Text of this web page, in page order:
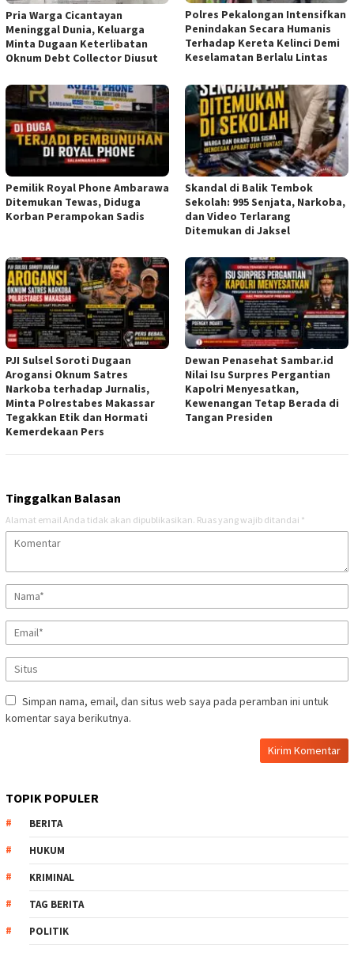
Pria Warga Cicantayan
Meninggal Dunia, Keluarga
Minta Dugaan Keterlibatan
Oknum Debt Collector Diusut
Polres Pekalongan Intensifkan
Penindakan Secara Humanis
Terhadap Kereta Kelinci Demi
Keselamatan Berlalu Lintas
Pemilik Royal Phone Ambarawa
Ditemukan Tewas, Diduga
Korban Perampokan Sadis
Skandal di Balik Tembok
Sekolah: 995 Senjata, Narkoba,
dan Video Terlarang
Ditemukan di Jaksel
PJI Sulsel Soroti Dugaan
Arogansi Oknum Satres
Narkoba terhadap Jurnalis,
Minta Polrestabes Makassar
Tegakkan Etik dan Hormati
Kemerdekaan Pers
Dewan Penasehat Sambar.id
Nilai Isu Surpres Pergantian
Kapolri Menyesatkan,
Kewenangan Tetap Berada di
Tangan Presiden
Tinggalkan Balasan
Alamat email Anda tidak akan dipublikasikan. Ruas yang wajib ditandai *
Simpan nama, email, dan situs web saya pada peramban ini untuk
komentar saya berikutnya.
TOPIK POPULER
BERITA
HUKUM
KRIMINAL
TAG BERITA
POLITIK